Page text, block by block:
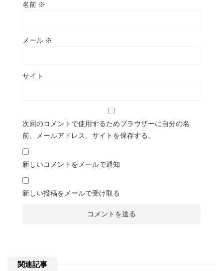
名前 ※
メール ※
サイト
次回のコメントで使用するためブラウザーに自分の名
前、メールアドレス、サイトを保存する。
新しいコメントをメールで通知
新しい投稿をメールで受け取る
関連記事